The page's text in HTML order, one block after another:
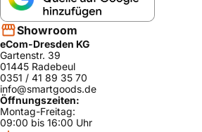
Showroom
eCom-Dresden KG
Gartenstr. 39
01445 Radebeul
0351 / 41 89 35 70
info@smartgoods.de
Öffnungszeiten:
Montag-Freitag:
09:00 bis 16:00 Uhr